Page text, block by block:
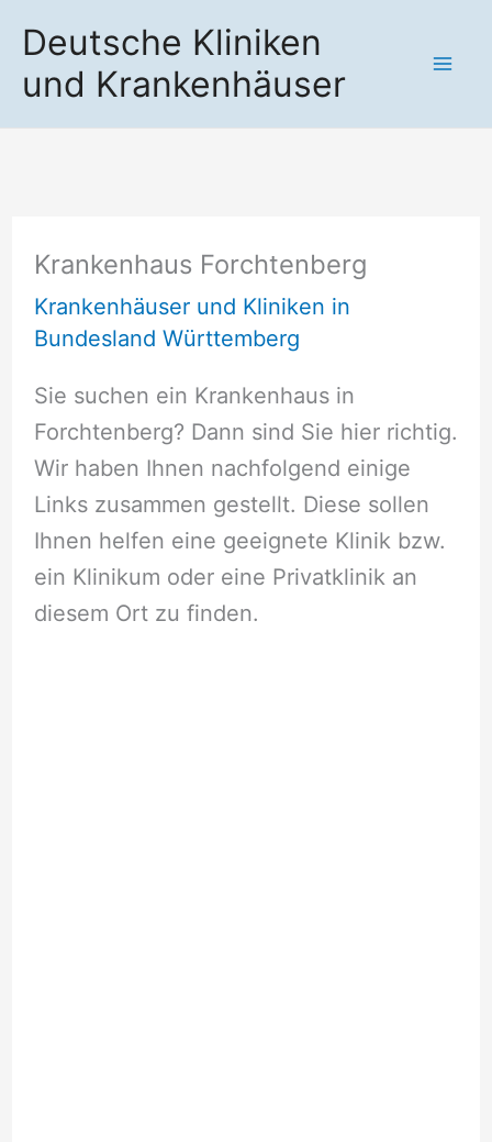
Inhalt
springen
Deutsche Kliniken
und Krankenhäuser
Krankenhaus Forchtenberg
Krankenhäuser und Kliniken in
Bundesland Württemberg
Sie suchen ein Krankenhaus in
Forchtenberg? Dann sind Sie hier richtig.
Wir haben Ihnen nachfolgend einige
Links zusammen gestellt. Diese sollen
Ihnen helfen eine geeignete Klinik bzw.
ein Klinikum oder eine Privatklinik an
diesem Ort zu finden.